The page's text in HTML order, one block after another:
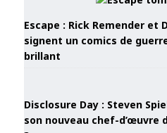
Escape : Rick Remender et
signent un comics de
brillant
Disclosure Day : Steven
son nouveau chef-d’œuvre